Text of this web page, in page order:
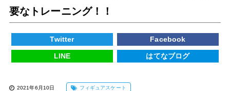
要なトレーニング！！
Twitter Facebook
LINE はてなブログ
2021年6月10日 フィギュアスケート